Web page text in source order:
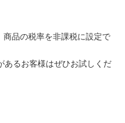
品の税率を非課税に設定で
あるお客様はぜひお試しくだ